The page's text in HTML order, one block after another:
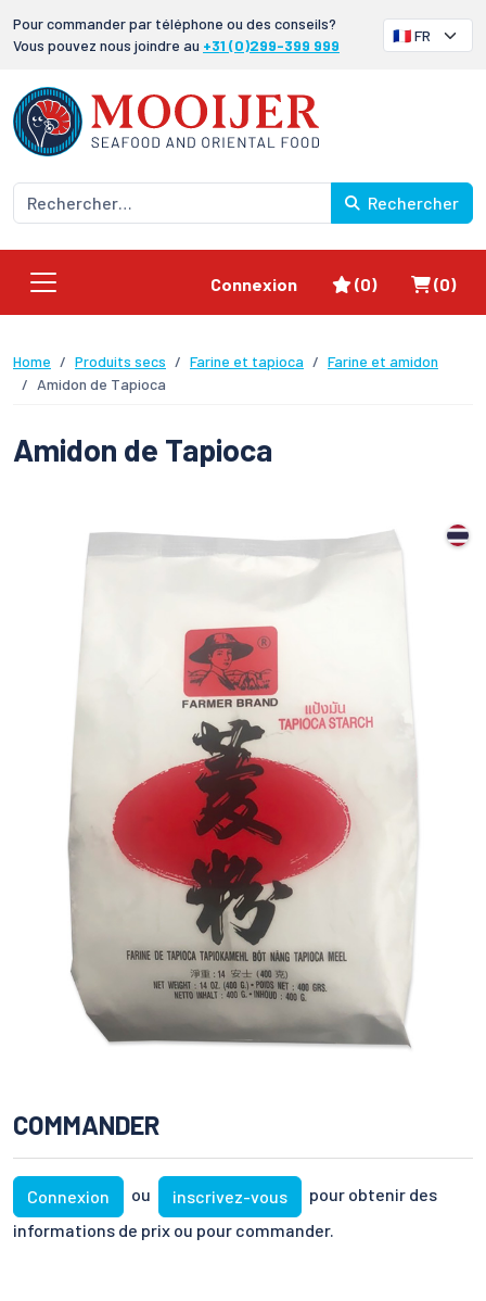
Pour commander par téléphone ou des conseils?
Vous pouvez nous joindre au +31 (0)299-399 999
Rechercher
Connexion Favoris
(0) Panier
(0)
Home Produits secs Farine et tapioca
Farine et amidon
Amidon de Tapioca
Amidon de Tapioca
COMMANDER
Connexion ou inscrivez-vous
pour obtenir des
informations de prix ou pour commander.